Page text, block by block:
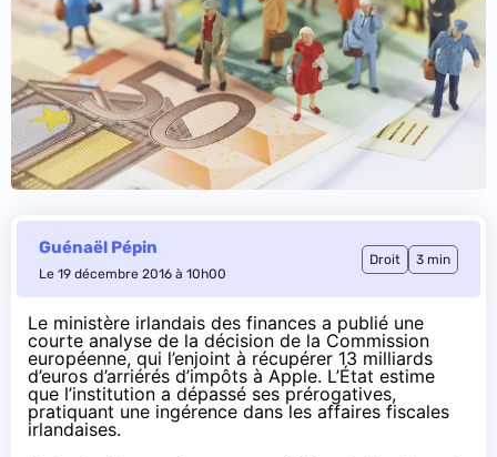
Guénaël Pépin
Le 19 décembre 2016 à 10h00
Droit 3 min
Le ministère irlandais des finances a publié une
courte analyse de la décision de la Commission
européenne, qui l’enjoint à récupérer 13 milliards
d’euros d’arriérés d’impôts à Apple. L’État estime
que l’institution a dépassé ses prérogatives,
pratiquant une ingérence dans les affaires fiscales
irlandaises.